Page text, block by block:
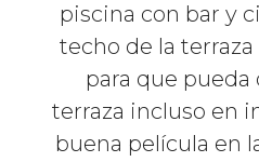
piscina con bar y
techo de la
para que pueda
terraza incluso en
buena película en